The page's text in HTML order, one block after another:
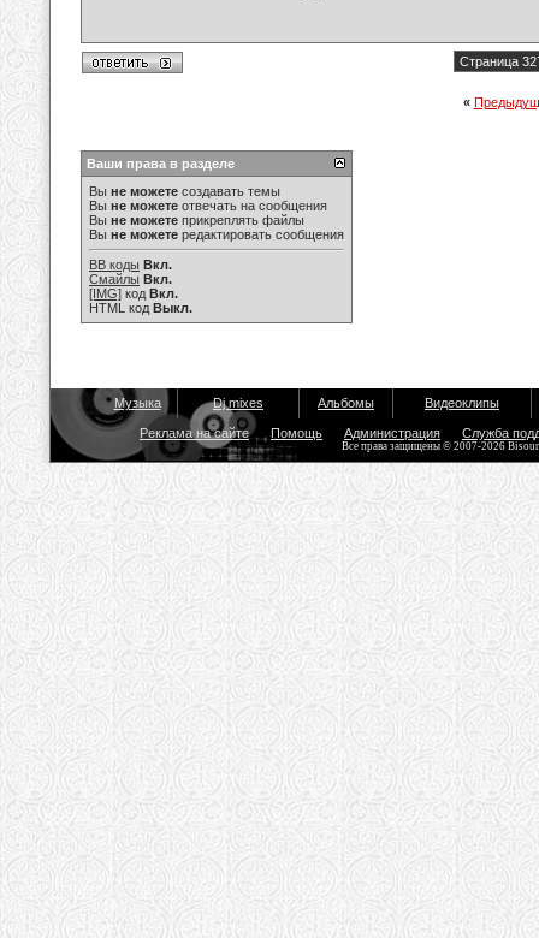
Страница
«
Ваши права в разделе
Вы не можете создавать темы
Вы не можете отвечать на сообщения
Вы не можете прикреплять файлы
Вы не можете редактировать сообщения
BB коды Вкл.
Смайлы Вкл.
[IMG] код Вкл.
HTML код Выкл.
Музыка Dj mixes Альбомы Видеоклипы
Реклама на сайте Помощь Администрация Служба
Все права защищены © 2007-2026